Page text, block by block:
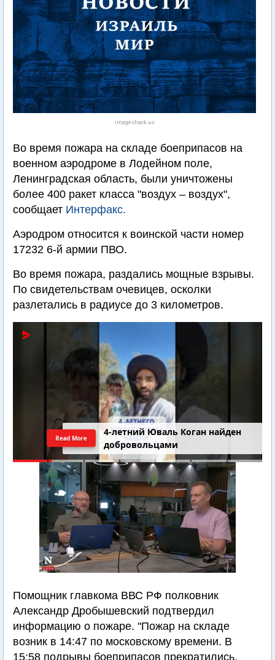
imageshack.us
Во время пожара на складе боеприпасов на
военном аэродроме в Лодейном поле,
Ленинградская область, были уничтожены
более 400 ракет класса "воздух – воздух",
сообщает Интерфакс.
Аэродром относится к воинской части номер
17232 6-й армии ПВО.
Во время пожара, раздались мощные взрывы.
По свидетельствам очевицев, осколки
разлетались в радиусе до 3 километров.
4-летний Юваль Коган найден
добровольцами
Read More
Помощник главкома ВВС РФ полковник
Александр Дробышевский подтвердил
информацию о пожаре. "Пожар на складе
возник в 14:47 по московскому времени. В
15:58 подрывы боеприпасов прекратились.